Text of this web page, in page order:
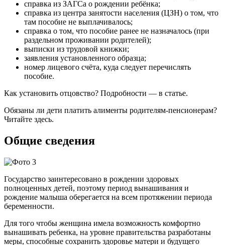
справка из ЗАГСа о рождении ребёнка;
справка из центра занятости населения (ЦЗН) о том, что
там пособие не выплачивалось;
справка о том, что пособие ранее не назначалось (при
раздельном проживании родителей);
выписки из трудовой книжки;
заявления установленного образца;
номер лицевого счёта, куда следует перечислять
пособие.
Как установить отцовство? Подробности — в статье.
Обязаны ли дети платить алименты родителям-пенсионерам?
Читайте здесь.
Общие сведения
Государство заинтересовано в рождении здоровых
полноценных детей, поэтому период вынашивания и
рождение малыша оберегается на всем протяжении периода
беременности.
Для того чтобы женщина имела возможность комфортно
вынашивать ребенка, на уровне правительства разработаны
меры, способные сохранить здоровье матери и будущего